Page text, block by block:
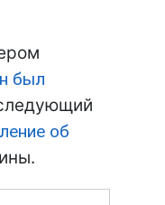
был
об